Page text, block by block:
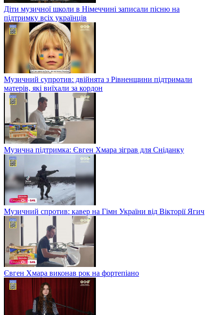
Діти музичної школи в Німеччині записали пісню на
підтримку всіх українців
Музичний супротив: двійнята з Рівненщини підтримали
матерів, які виїхали за кордон
Музична підтримка: Євген Хмара зіграв для Сніданку
Музичний спротив: кавер на Гімн України від Вікторії Ягич
Євген Хмара виконав рок на фортепіано